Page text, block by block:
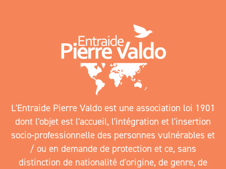
L'Entraide Pierre Valdo est une association loi 1901
dont l'objet est l'accueil, l'intégration et l'insertion
socio-professionnelle des personnes vulnérables et
/ ou en demande de protection et ce, sans
distinction de nationalité d'origine, de genre, de